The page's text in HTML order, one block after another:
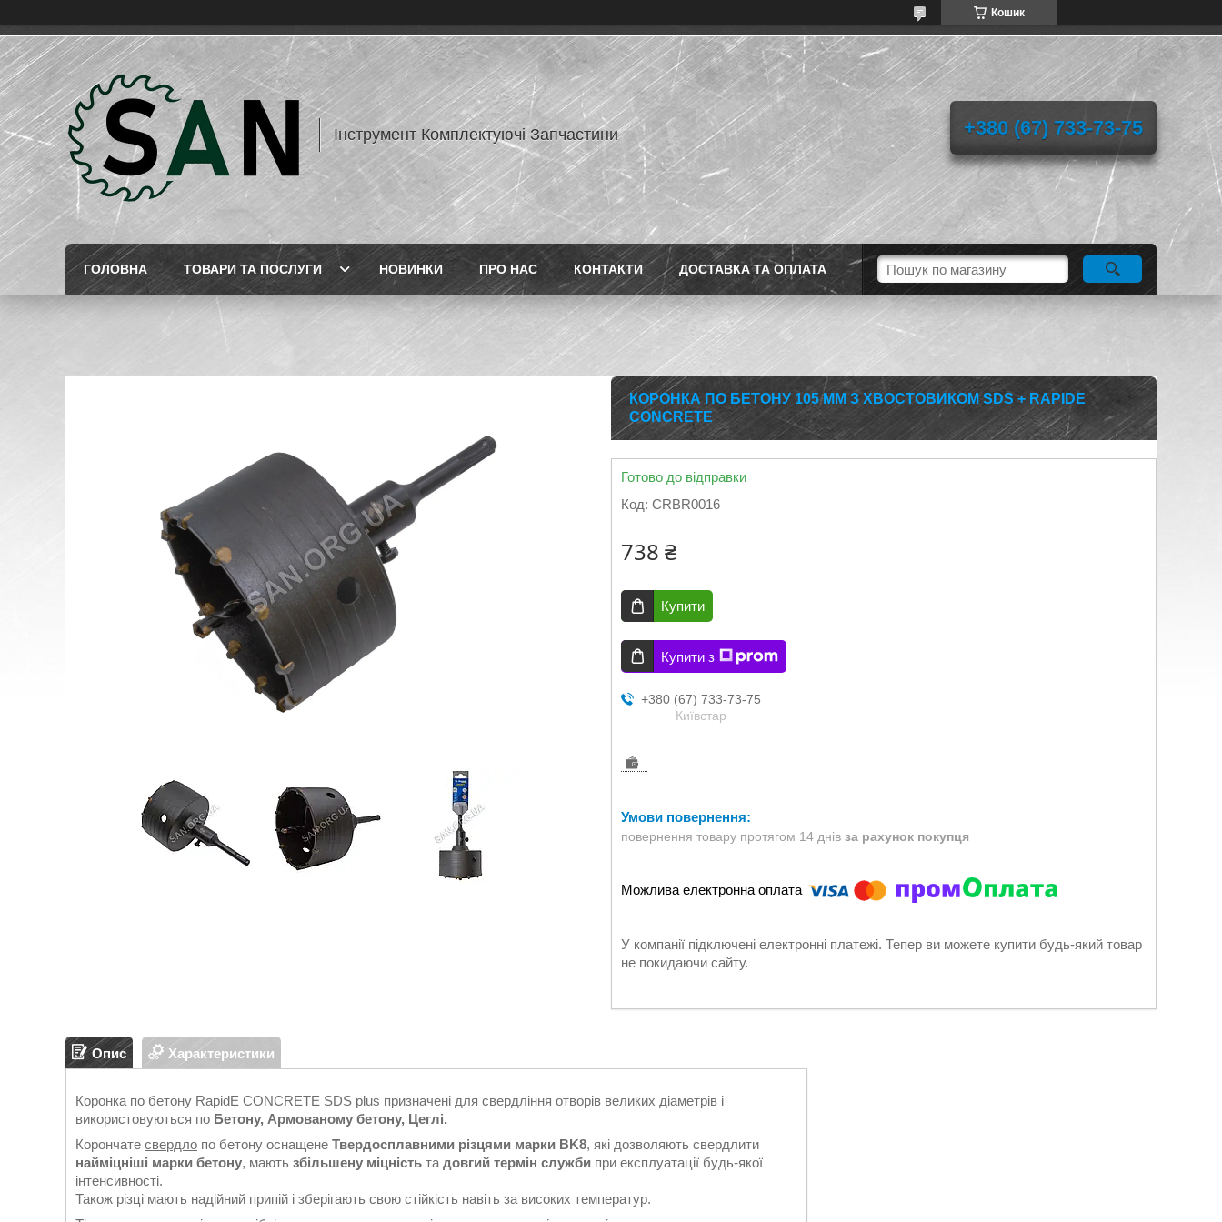
Кошик
Інструмент Комплектуючі Запчастини +380 (67) 733-73-75
ГОЛОВНА ТОВАРИ ТА ПОСЛУГИ НОВИНКИ ПРО НАС КОНТАКТИ ДОСТАВКА ТА ОПЛАТА
КОРОНКА ПО БЕТОНУ 105 ММ З ХВОСТОВИКОМ SDS + RAPIDE
CONCRETE
Готово до відправки
Код: CRBR0016
738 ₴
Купити
Купити з
+380 (67) 733-73-75
Київстар
повернення товару протягом 14 днів за рахунок покупця
У компанії підключені електронні платежі. Тепер ви можете купити будь-який товар
не покидаючи сайту.
Опис Характеристики
Коронка по бетону RapidE CONCRETE SDS plus призначені для свердління отворів великих діаметрів і
використовуються по Бетону, Армованому бетону, Цеглі.
Корончате свердло по бетону оснащене Твердосплавними різцями марки BK8, які дозволяють свердлити
найміцніші марки бетону, мають збільшену міцність та довгий термін служби при експлуатації будь-якої
інтенсивності.
Також різці мають надійний припій і зберігають свою стійкість навіть за високих температур.